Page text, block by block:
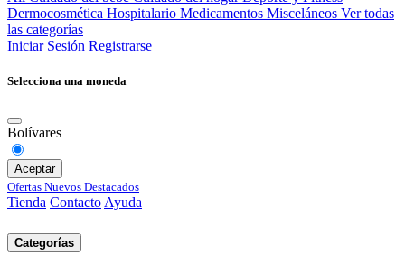
Dermocosmética Hospitalario Medicamentos Misceláneos Ver todas
las categorías
Iniciar Sesión Registrarse
Selecciona una moneda
Bolívares
Aceptar
Ofertas Nuevos Destacados
Tienda Contacto Ayuda
Categorías